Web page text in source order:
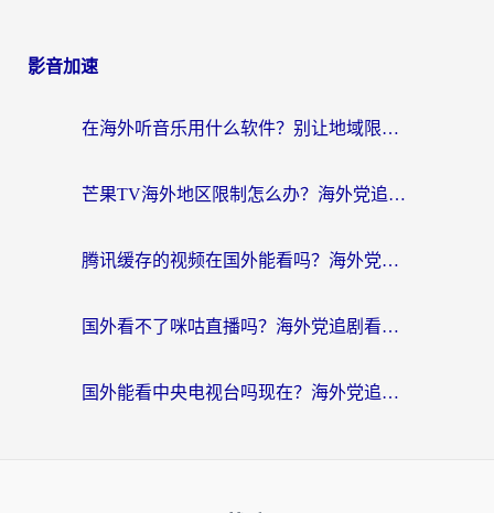
影音加速
在海外听音乐用什么软件？别让地域限制断了你的华语歌单
芒果TV海外地区限制怎么办？海外党追剧看片的实用加速器选择指南
腾讯缓存的视频在国外能看吗？海外党追剧看片的终极解决方案
国外看不了咪咕直播吗？海外党追剧看片的加速器选择指南
国外能看中央电视台吗现在？海外党追剧看央视的实用指南